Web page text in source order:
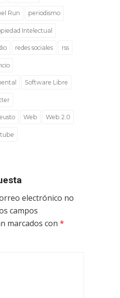
Run periodismo
Intelectual
redes sociales rss
Software Libre
Web Web 2.0
electrónico no
campos
marcados con *